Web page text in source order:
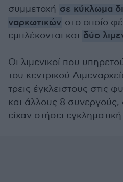
συμμετοχή σε κύκλωμα
ναρκωτικών στο οποίο
εμπλέκονται και δύο
Οι λιμενικοί που
του κεντρικού
τρεις έγκλειστους στις
και άλλους 8 συνεργούς,
είχαν στήσει